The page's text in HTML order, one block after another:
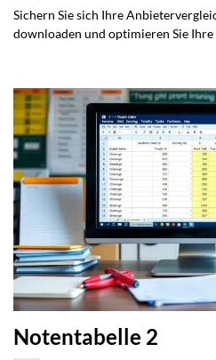
Sichern Sie sich Ihre
downloaden und optimieren Sie
Notentabelle 2